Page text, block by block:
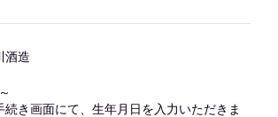
酒造
続き画面にて、生年月日を入力いただきま